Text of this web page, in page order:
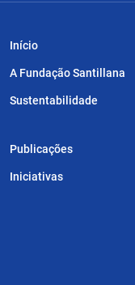
Início
A Fundação Santillana
Sustentabilidade
Publicações
Iniciativas